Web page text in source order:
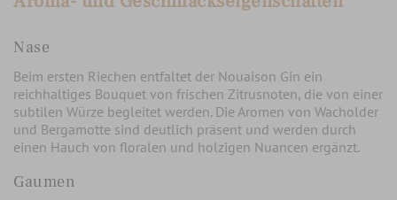
Nase
Beim ersten Riechen entfaltet der Nouaison Gin ein
reichhaltiges Bouquet von frischen Zitrusnoten, die von einer
subtilen Würze begleitet werden. Die Aromen von Wacholder
und Bergamotte sind deutlich präsent und werden durch
einen Hauch von floralen und holzigen Nuancen ergänzt.
Gaumen